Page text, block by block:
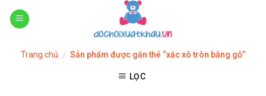
Skip
Trang chủ / Sản phẩm được gắn thẻ “xắc xô tròn bằng gỗ”
LỌC